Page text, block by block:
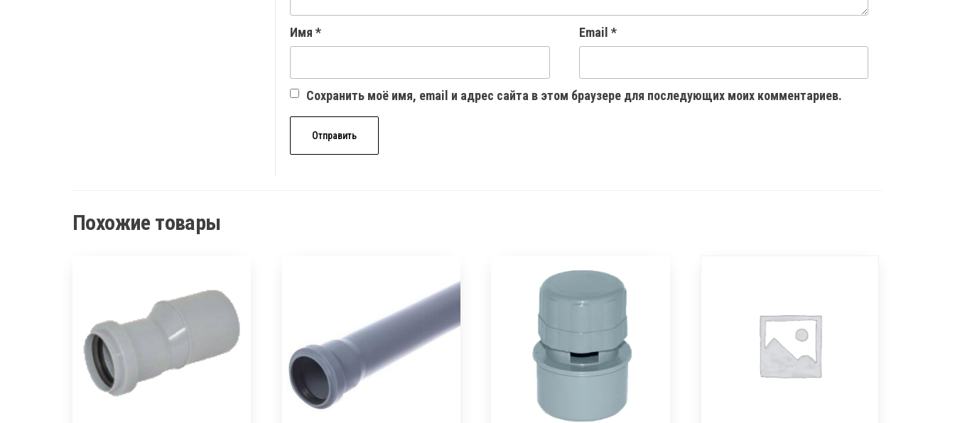
Имя * Email *
Сохранить моё имя, email и адрес сайта в этом браузере для последующих моих комментариев.
Похожие товары